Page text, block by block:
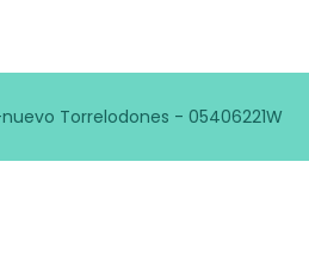
Torrelodones - 05406221W